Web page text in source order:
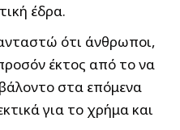
έδρα.
ότι άνθρωποι,
έκτος από το να
στα επόμενα
για το χρήμα και